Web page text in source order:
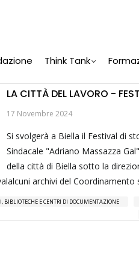
Think Tank
LA CITTÀ DEL LAVORO -
17 Novembre 2024
Si svolgerà a Biella il Festival di
Sindacale "Adriano Massazza
della città di Biella sotto la
archivi del
BIBLIOTECHE E CENTRI DI DOCUMENTAZIONE